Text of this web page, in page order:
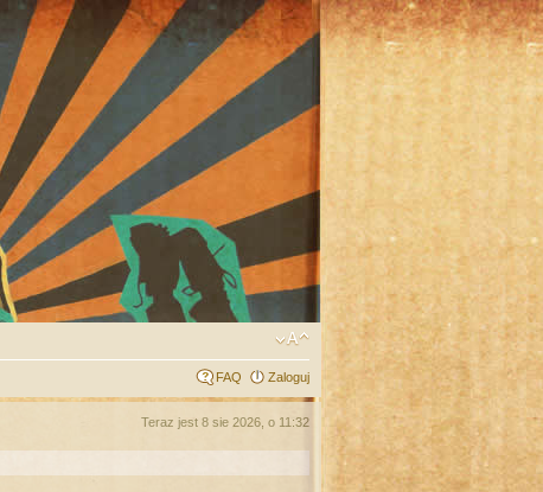
FAQ Zaloguj
Teraz jest 8 sie 2026, o 11:32